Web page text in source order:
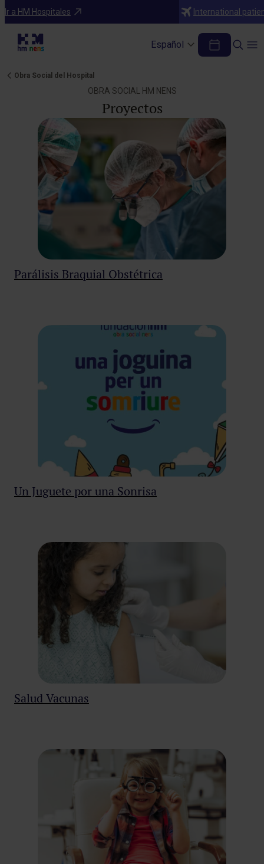
Ir a HM Hospitales International
Español
Obra Social del Hospital
OBRA SOCIAL HM NENS
Proyectos
Parálisis Braquial Obstétrica
Un Juguete por una Sonrisa
Salud Vacunas